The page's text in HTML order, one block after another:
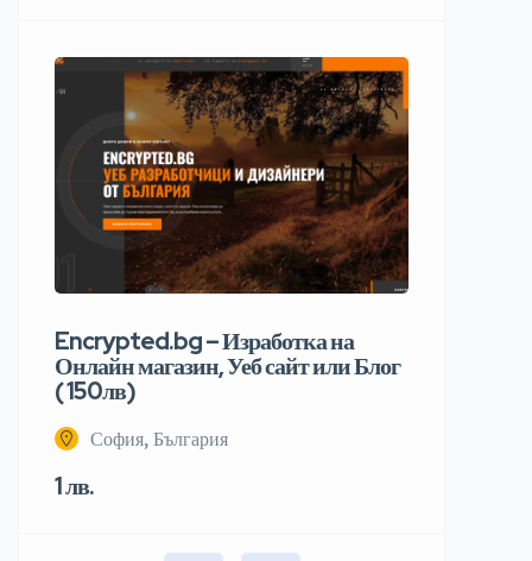
Encrypted.bg – Изработка на
Онлайн магазин, Уеб сайт или Блог
( 150лв)
София, България
1 лв.